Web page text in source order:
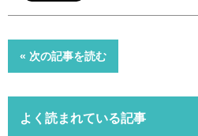
« 次の記事を読む
よく読まれている記事